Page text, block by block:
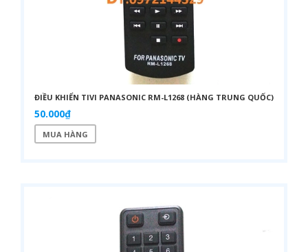
ĐIỀU KHIỂN TIVI PANASONIC RM-L1268 (HÀNG TRUNG QUỐC)
50.000₫
MUA HÀNG